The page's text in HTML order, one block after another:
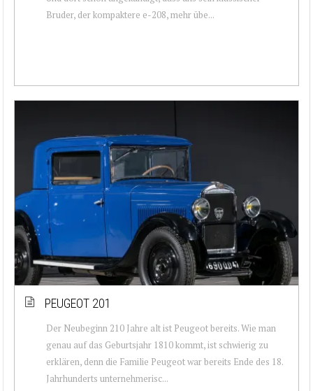
Bruder, der kompaktere e-208, mehr übe...
PEUGEOT 201
Der Neubeginn 210 Jahre alt ist Peugeot bereits. Wie man
genau auf das Geburtsjahr 1810 kommt, ist schwierig zu
erklären, denn die Familie Peugeot war bereits Ende des 18.
Jahrhunderts unternehmerisc...